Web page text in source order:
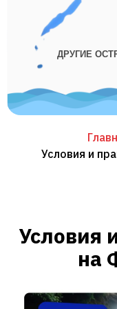
ДРУГИЕ
Условия и
Условия
на